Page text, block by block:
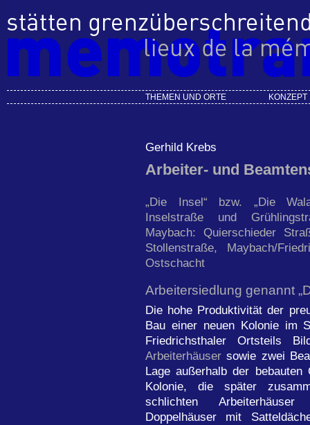
THEMEN UND ORTE KONZEPT
Gerhild Krebs
Arbeiter- und
„Die Insel“ bzw. „Die
Inselstraße und
Maybach: Quierschieder
Stollenstraße, Maybach/
Ostschacht
Arbeitersiedlung genannt
Die hohe Produktivität der
Bau einer neuen Kolonie im
Friedrichsthaler Ortsteils
Arbeiterhäuser sowie zwei
Lage außerhalb der
Kolonie, die später
schlichten
Doppelhäuser mit